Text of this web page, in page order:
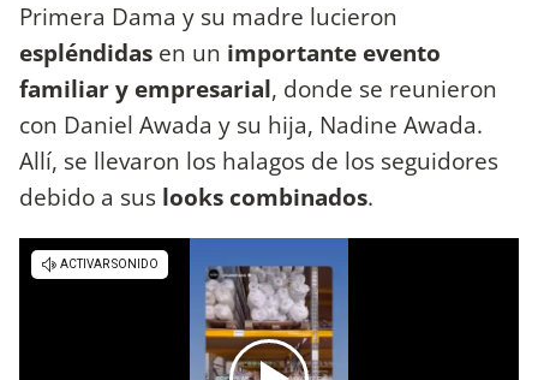
Primera Dama y su madre lucieron
espléndidas en un importante evento
familiar y empresarial, donde se reunieron
con Daniel Awada y su hija, Nadine Awada.
Allí, se llevaron los halagos de los seguidores
debido a sus looks combinados.